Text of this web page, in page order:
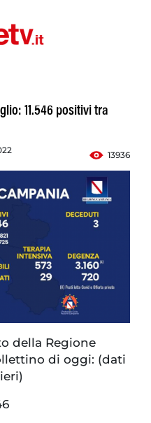
11.546 positivi tra
13936
della Regione
di oggi: (dati